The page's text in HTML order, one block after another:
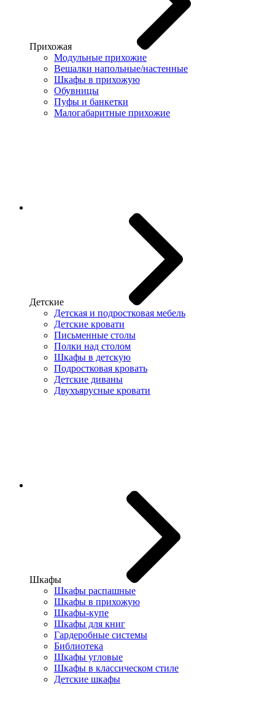
Прихожая
Модульные прихожие
Вешалки напольные/настенные
Шкафы в прихожую
Обувницы
Пуфы и банкетки
Малогабаритные прихожие
Детские
Детская и подростковая мебель
Детские кровати
Письменные столы
Полки над столом
Шкафы в детскую
Подростковая кровать
Детские диваны
Двухъярусные кровати
Шкафы
Шкафы распашные
Шкафы в прихожую
Шкафы-купе
Шкафы для книг
Гардеробные системы
Библиотека
Шкафы угловые
Шкафы в классическом стиле
Детские шкафы